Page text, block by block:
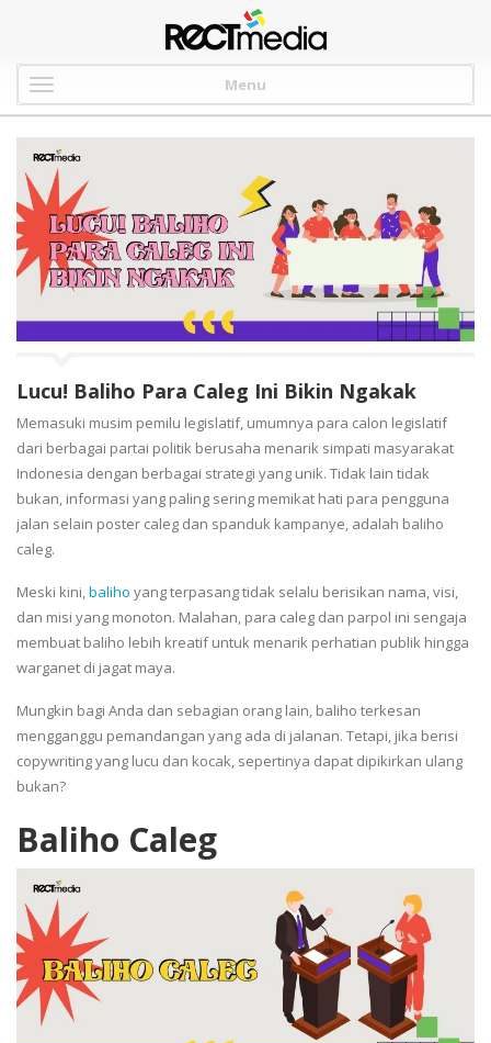
Menu
Lucu! Baliho Para Caleg Ini Bikin Ngakak
Memasuki musim pemilu legislatif, umumnya para calon legislatif
dari berbagai partai politik berusaha menarik simpati masyarakat
Indonesia dengan berbagai strategi yang unik. Tidak lain tidak
bukan, informasi yang paling sering memikat hati para pengguna
jalan selain poster caleg dan spanduk kampanye, adalah baliho
caleg.
Meski kini, baliho yang terpasang tidak selalu berisikan nama, visi,
dan misi yang monoton. Malahan, para caleg dan parpol ini sengaja
membuat baliho lebih kreatif untuk menarik perhatian publik hingga
warganet di jagat maya.
Mungkin bagi Anda dan sebagian orang lain, baliho terkesan
mengganggu pemandangan yang ada di jalanan. Tetapi, jika berisi
copywriting yang lucu dan kocak, sepertinya dapat dipikirkan ulang
bukan?
Baliho Caleg